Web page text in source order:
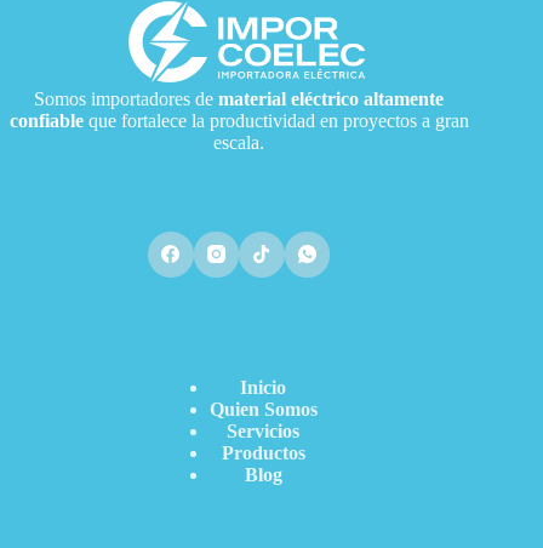
Somos importadores dematerial eléctrico altamente
confiableque fortalece la productividad en proyectos a gran
escala.
Inicio
Quien Somos
Servicios
Productos
Blog